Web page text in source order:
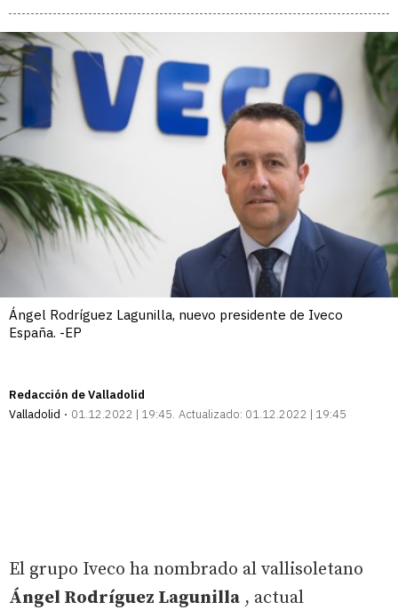
Ángel Rodríguez Lagunilla, nuevo presidente de Iveco
España. -EP
Redacción de Valladolid
Valladolid
01.12.2022 | 19:45 Actualizado: 01.12.2022 | 19:45
El grupo Iveco ha nombrado al vallisoletano
Ángel Rodríguez Lagunilla , actual